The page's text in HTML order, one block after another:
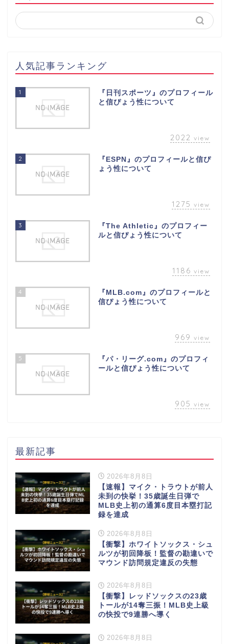
人気記事ランキング
1
『日刊スポーツ』のプロフィール
と信ぴょう性について
2022 view
2
『ESPN』のプロフィールと信ぴ
ょう性について
1275 view
3
『The Athletic』のプロフィー
ルと信ぴょう性について
1186 view
4
『MLB.com』のプロフィールと
信ぴょう性について
969 view
5
『パ・リーグ.com』のプロフィ
ールと信ぴょう性について
905 view
最新記事
2026年8月8日
【速報】マイク・トラウトが前人
未到の快挙！35歳誕生日弾で
MLB史上初の通算6度目本塁打記
録を達成
2026年8月8日
【衝撃】ホワイトソックス・シュ
ルツが初回降板！監督の勘違いで
マウンド訪問規定違反の失態
2026年8月8日
【衝撃】レッドソックスの23歳
トールが14奪三振！MLB史上級
の快投で9連勝へ導く
2026年8月8日